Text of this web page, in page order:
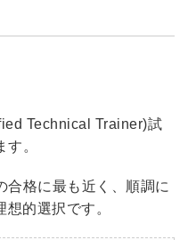
Technical Trainer)試
。
合格に最も近く、順調に
的選択です。